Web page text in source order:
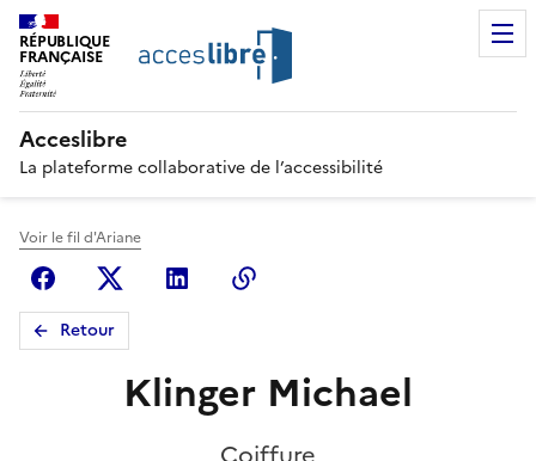
RÉPUBLIQUE
FRANÇAISE
Acceslibre
La plateforme collaborative de l’accessibilité
Voir le fil d'Ariane
FacebookX (anciennement Twitter)
Linkedin
Retour
Klinger Michael